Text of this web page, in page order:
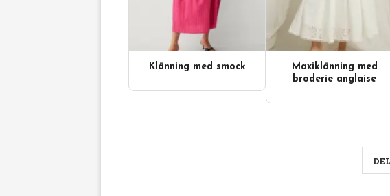
Klänning med smock
Maxiklänning med
broderie anglaise